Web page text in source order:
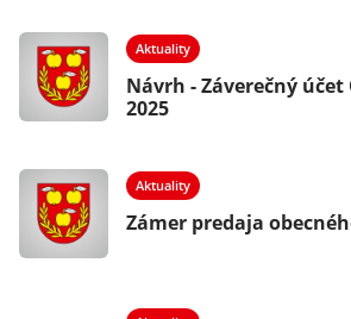
Aktuality
Návrh - Záverečný
2025
Aktuality
Zámer predaja